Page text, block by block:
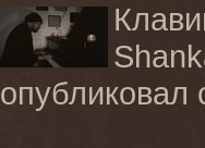
опубликовал